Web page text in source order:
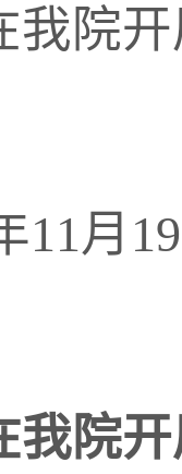
我院
11月
我院